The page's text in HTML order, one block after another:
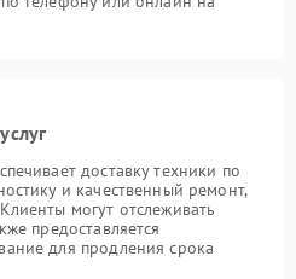
доставку техники по
и качественный ремонт,
могут отслеживать
предоставляется
для продления срока